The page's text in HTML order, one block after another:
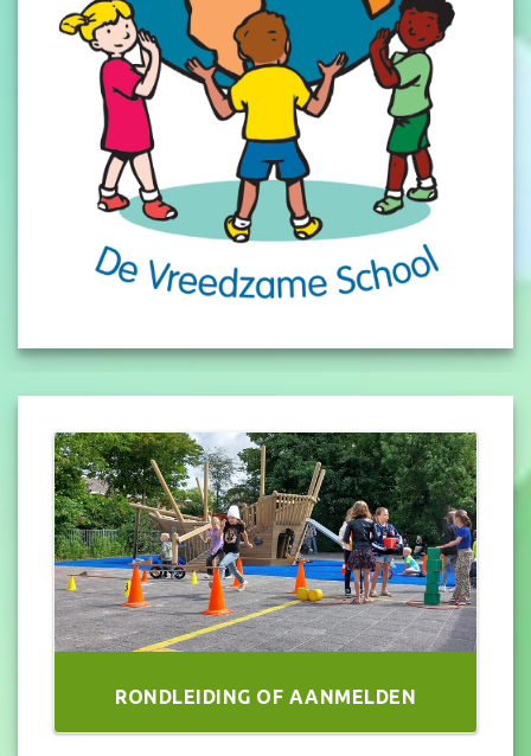
RONDLEIDING OF AANMELDEN